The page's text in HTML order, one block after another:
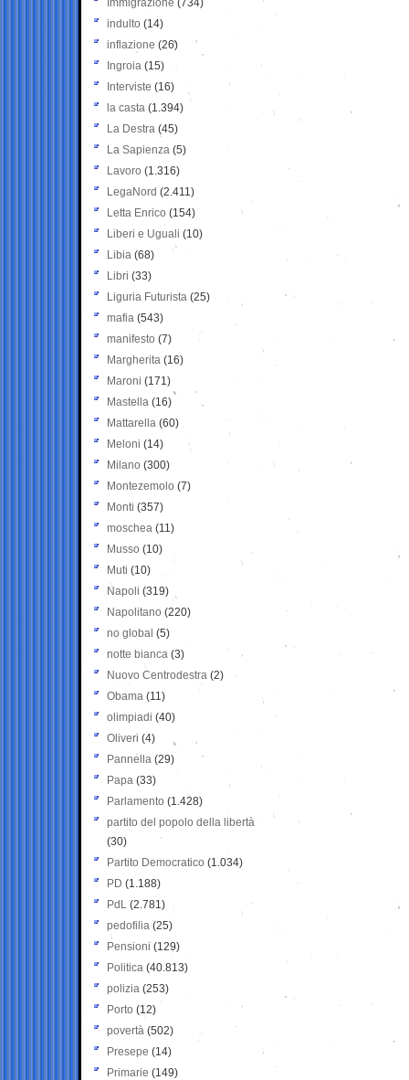
Immigrazione (734)
indulto (14)
inflazione (26)
Ingroia (15)
Interviste (16)
la casta (1.394)
La Destra (45)
La Sapienza (5)
Lavoro (1.316)
LegaNord (2.411)
Letta Enrico (154)
Liberi e Uguali (10)
Libia (68)
Libri (33)
Liguria Futurista (25)
mafia (543)
manifesto (7)
Margherita (16)
Maroni (171)
Mastella (16)
Mattarella (60)
Meloni (14)
Milano (300)
Montezemolo (7)
Monti (357)
moschea (11)
Musso (10)
Muti (10)
Napoli (319)
Napolitano (220)
no global (5)
notte bianca (3)
Nuovo Centrodestra (2)
Obama (11)
olimpiadi (40)
Oliveri (4)
Pannella (29)
Papa (33)
Parlamento (1.428)
partito del popolo della libertà
(30)
Partito Democratico (1.034)
PD (1.188)
PdL (2.781)
pedofilia (25)
Pensioni (129)
Politica (40.813)
polizia (253)
Porto (12)
povertà (502)
Presepe (14)
Primarie (149)